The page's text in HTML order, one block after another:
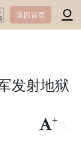
返回首页
发射地狱
+